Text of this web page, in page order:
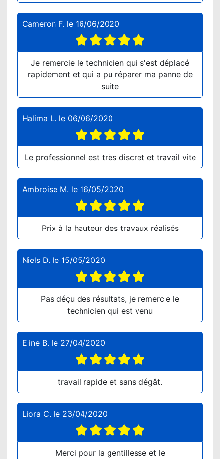
Cameron F. le 16/06/2020
Je remercie le technicien qui s'est déplacé
rapidement et qui a pu réparer ma panne de
suite
Halima L. le 06/06/2020
Le professionnel est très discret et travail vite
Ambroise M. le 16/05/2020
Prix à la hauteur des travaux réalisés
Niels D. le 15/05/2020
Pas déçu des résultats, je remercie le
technicien qui est venu
Eline B. le 27/04/2020
travail rapide et sans dégât.
Liora C. le 23/04/2020
Merci pour la gentillesse et le